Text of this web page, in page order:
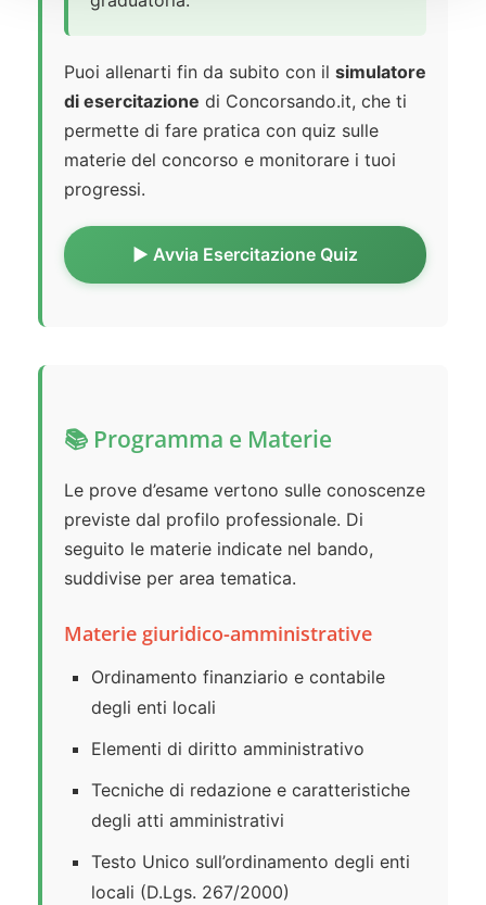
Puoi allenarti fin da subito con il simulatore
di esercitazione di Concorsando.it, che ti
permette di fare pratica con quiz sulle
materie del concorso e monitorare i tuoi
progressi.
▶️ Avvia Esercitazione Quiz
📚 Programma e Materie
Le prove d’esame vertono sulle conoscenze
previste dal profilo professionale. Di
seguito le materie indicate nel bando,
suddivise per area tematica.
Materie giuridico-amministrative
Ordinamento finanziario e contabile
degli enti locali
Elementi di diritto amministrativo
Tecniche di redazione e caratteristiche
degli atti amministrativi
Testo Unico sull’ordinamento degli enti
locali (D.Lgs. 267/2000)